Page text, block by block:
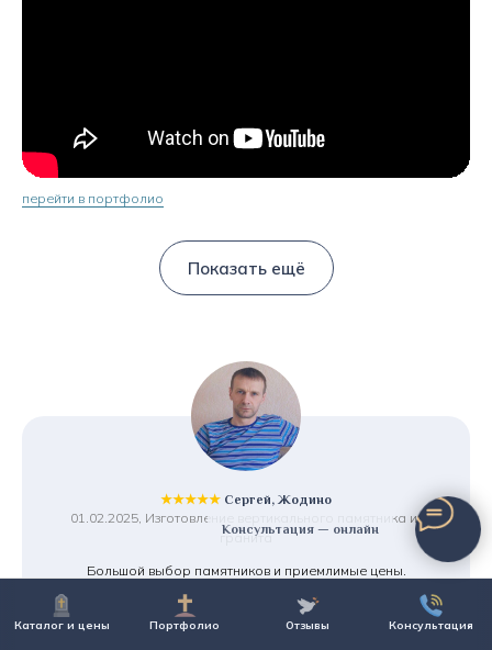
Каталог и цены Портфолио Отзывы Консультация
Консультация — онлайн
перейти в портфолио
Показать ещё
★★★★★ Сергей, Жодино
01.02.2025, Изготовление вертикального памятника из
гранита
Большой выбор памятников и приемлимые цены.
И что для меня важно - хранение памятника бесплатно,
т.к. установку планирую только в августе. Смело